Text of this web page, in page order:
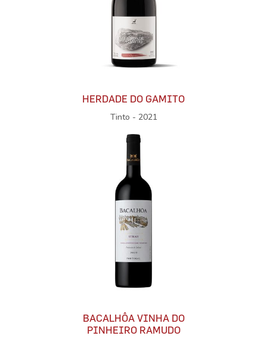
HERDADE DO GAMITO
Tinto - 2021
BACALHÔA VINHA DO
PINHEIRO RAMUDO